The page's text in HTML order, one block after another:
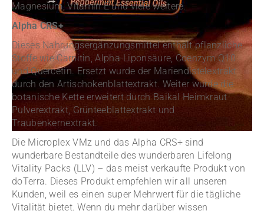
Magnesium, Vitamin E und viele weitere.
Alpha CRS+
Dieses Nahrungsergänzungsmittel enthält pflanzliche
Stoffe wie Carnitin, Alpha-Liponsäure, Coenzym Q10
und Quercetin. Ersetzt wurde der Mariendistelextrakt
durch den Artischokenblattextrakt. Weiter wurde die
botanische Kette erweitert durch Baikal Heimkraut-
Pulverextrakt, Grünteeblattextrakt und
Traubenkernextrakt.
Die Microplex VMz und das Alpha CRS+ sind
wunderbare Bestandteile des wunderbaren Lifelong
Vitality Packs (LLV) – das meist verkaufte Produkt von
doTerra. Dieses Produkt empfehlen wir all unseren
Kunden, weil es einen super Mehrwert für die tägliche
Vitalität bietet. Wenn du mehr darüber wissen